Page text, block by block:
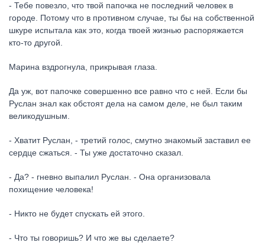
- Тебе повезло, что твой папочка не последний человек в
городе. Потому что в противном случае, ты бы на собственной
шкуре испытала как это, когда твоей жизнью распоряжается
кто-то другой.
Марина вздрогнула, прикрывая глаза.
Да уж, вот папочке совершенно все равно что с ней. Если бы
Руслан знал как обстоят дела на самом деле, не был таким
великодушным.
- Хватит Руслан, - третий голос, смутно знакомый заставил ее
сердце сжаться. - Ты уже достаточно сказал.
- Да? - гневно выпалил Руслан. - Она организовала
похищение человека!
- Никто не будет спускать ей этого.
- Что ты говоришь? И что же вы сделаете?